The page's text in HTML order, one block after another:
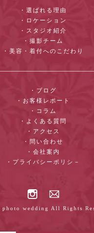
・選ばれる理由
・ロケーション
・スタジオ紹介
・撮影チーム
・美容・着付へのこだわり
・ブログ
・お客様レポート
・コラム
・よくある質問
・アクセス
・問い合わせ
・会社案内
・プライバシーポリシ－
wedding All Rights